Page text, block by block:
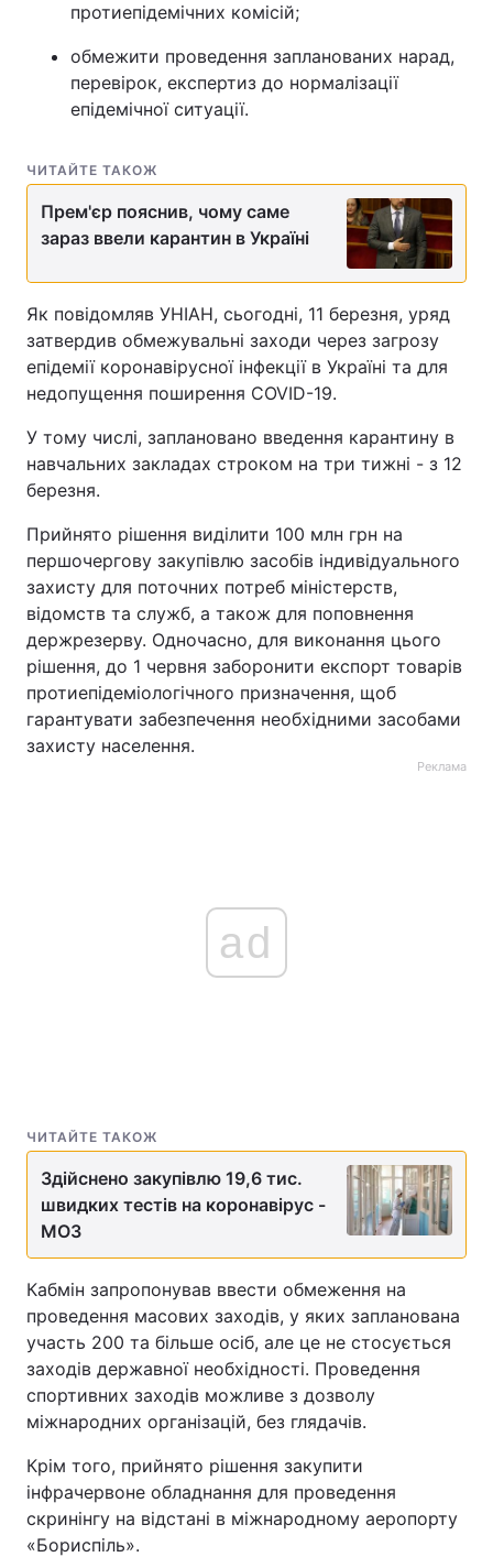
протиепідемічних комісій;
обмежити проведення запланованих нарад,
перевірок, експертиз до нормалізації
епідемічної ситуації.
ЧИТАЙТЕ ТАКОЖ
Прем'єр пояснив, чому саме
зараз ввели карантин в Україні
Як повідомляв УНІАН, сьогодні, 11 березня, уряд
затвердив обмежувальні заходи через загрозу
епідемії коронавірусної інфекції в Україні та для
недопущення поширення COVID-19.
У тому числі, заплановано введення карантину в
навчальних закладах строком на три тижні - з 12
березня.
Прийнято рішення виділити 100 млн грн на
першочергову закупівлю засобів індивідуального
захисту для поточних потреб міністерств,
відомств та служб, а також для поповнення
держрезерву. Одночасно, для виконання цього
рішення, до 1 червня заборонити експорт товарів
протиепідеміологічного призначення, щоб
гарантувати забезпечення необхідними засобами
захисту населення.
Реклама
ad
ЧИТАЙТЕ ТАКОЖ
Здійснено закупівлю 19,6 тис.
швидких тестів на коронавірус -
МОЗ
Кабмін запропонував ввести обмеження на
проведення масових заходів, у яких запланована
участь 200 та більше осіб, але це не стосується
заходів державної необхідності. Проведення
спортивних заходів можливе з дозволу
міжнародних організацій, без глядачів.
Крім того, прийнято рішення закупити
інфрачервоне обладнання для проведення
скринінгу на відстані в міжнародному аеропорту
«Бориспіль».